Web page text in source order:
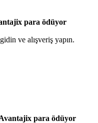
para ödüyor
ve alışveriş yapın.
para ödüyor